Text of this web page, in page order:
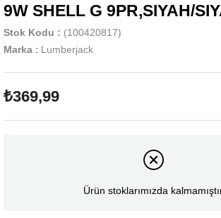
9W SHELL G 9PR,SIYAH/
Stok Kodu
(100420817)
Marka : Lumberjack
₺369,99
Ürün stoklarımızda